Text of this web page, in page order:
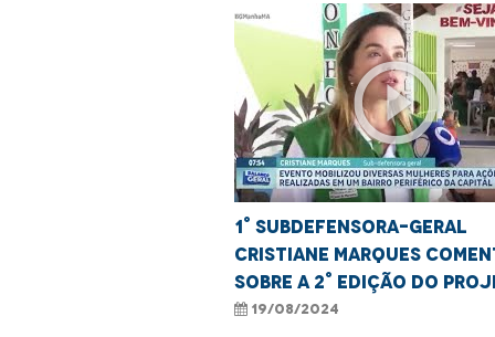
play_circle_outline
1° Subdefensora-geral
Cristiane Marques
sobre a 2° edição do
Te Alui Mulher
19/08/2024